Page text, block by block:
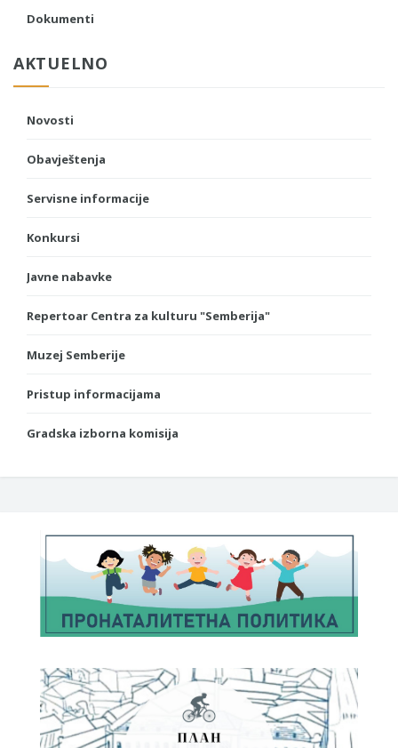
Dokumenti
AKTUELNO
Novosti
Obavještenja
Servisne informacije
Konkursi
Javne nabavke
Repertoar Centra za kulturu "Semberija"
Muzej Semberije
Pristup informacijama
Gradska izborna komisija